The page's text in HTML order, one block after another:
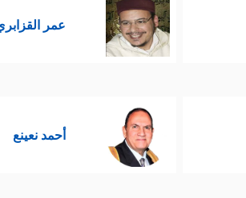
عمر
أحمد نعينع